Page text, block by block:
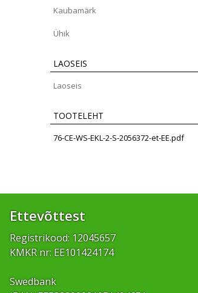
Kaubamärk
Ühik
LAOSEIS
Laoseis
TOOTELEHT
76-CE-WS-EKL-2-S-2056372-et-EE.pdf
Ettevõttest
Registrikood: 12045657
KMKR nr: EE101424174
Swedbank